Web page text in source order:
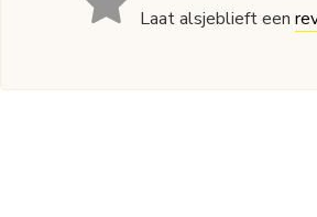
Laat alsjeblieft een